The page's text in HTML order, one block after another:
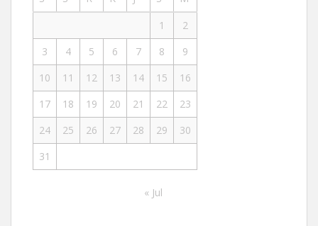
1
2
3
4 5 6 7 8
9
10
11 12 13 14 15
16
17
18 19 20 21 22
23
24
25 26 27 28 29
30
31
« Jul